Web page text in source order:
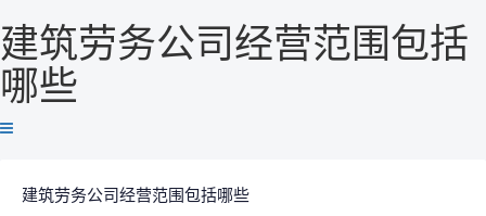
建筑劳务公司经营范围包括
哪些
建筑劳务公司经营范围包括哪些